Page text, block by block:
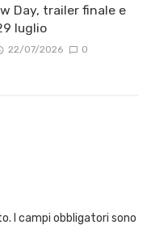
Day, trailer finale e
luglio
22/07/2026 0
I campi obbligatori sono